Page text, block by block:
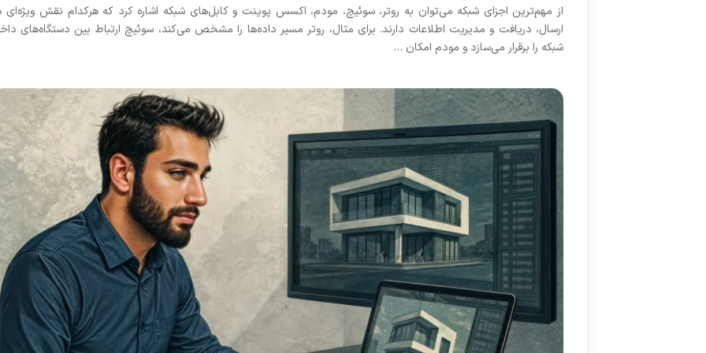
از مهم‌ترین اجزای شبکه می‌توان به روتر، سوئیچ، مودم، اکسس پوینت و کابل‌های شبکه اشاره کرد که هرکدام نقش ویژه‌ای
ارسال، دریافت و مدیریت اطلاعات دارند. برای مثال، روتر مسیر داده‌ها را مشخص می‌کند، سوئیچ ارتباط بین دستگاه‌های
شبکه را برقرار می‌سازد و مودم امکان …